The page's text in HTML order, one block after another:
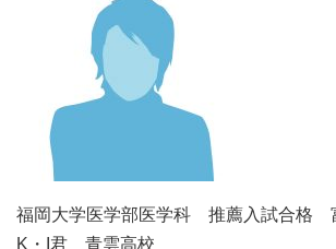
福岡大学医学部医学科 推薦入試合格
K・I君 青雲高校